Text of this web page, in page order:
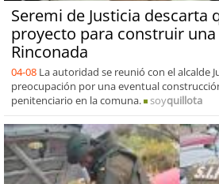
Seremi de Justicia descarta
proyecto para construir una
Rinconada
04-08 La autoridad se reunió con el alcalde
preocupación por una eventual
penitenciario en la comuna.
soyquillota